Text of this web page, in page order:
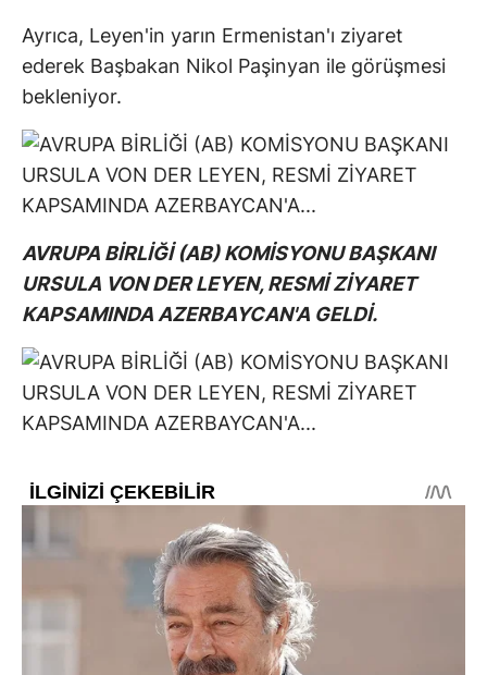
Ayrıca, Leyen'in yarın Ermenistan'ı ziyaret
ederek Başbakan Nikol Paşinyan ile görüşmesi
bekleniyor.
AVRUPA BİRLİĞİ (AB) KOMİSYONU BAŞKANI
URSULA VON DER LEYEN, RESMİ ZİYARET
KAPSAMINDA AZERBAYCAN'A GELDİ.